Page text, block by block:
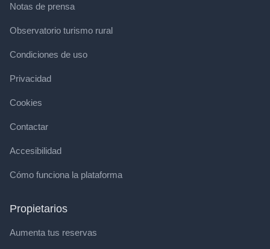
Notas de prensa
Observatorio turismo rural
Condiciones de uso
Privacidad
Cookies
Contactar
Accesibilidad
Cómo funciona la plataforma
Propietarios
Aumenta tus reservas